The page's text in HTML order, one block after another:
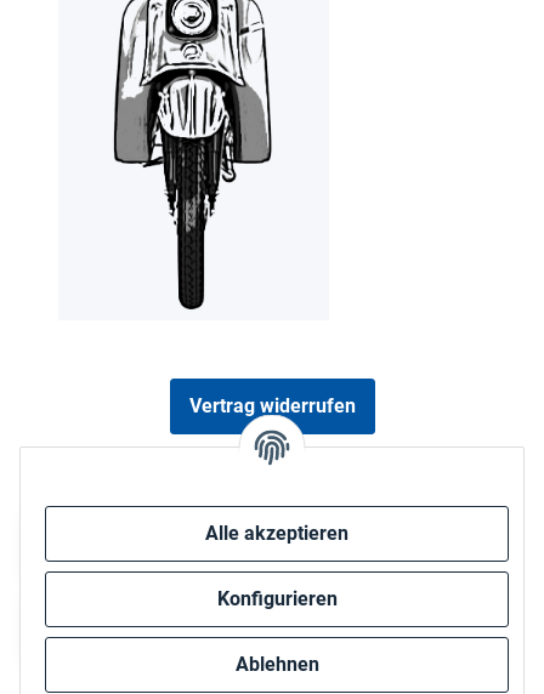
Alle akzeptieren
Konfigurieren
Ablehnen
Vertrag widerrufen